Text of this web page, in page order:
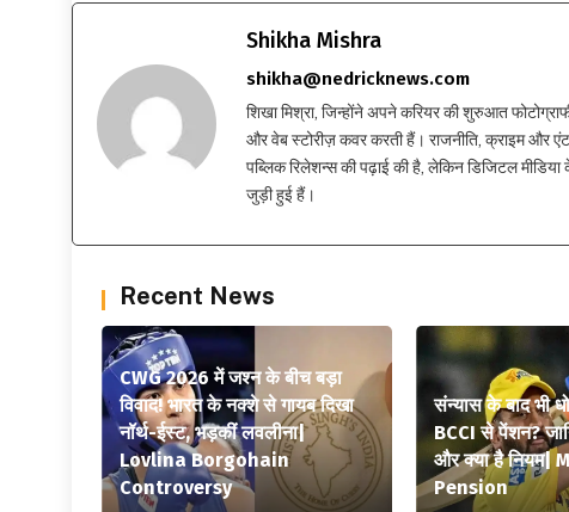
Shikha Mishra
shikha@nedricknews.com
शिखा मिश्रा, जिन्होंने अपने करियर की शुरुआत
और वेब स्टोरीज़ कवर करती हैं। राजनीति, क्राइम और
पब्लिक रिलेशन्स की पढ़ाई की है, लेकिन डिजिटल
जुड़ी हुई हैं।
Recent News
CWG 2026 में जश्न के बीच बड़ा
विवाद! भारत के नक्शे से गायब दिखा
नॉर्थ-ईस्ट, भड़कीं लवलीना|
Lovlina Borgohain
Controversy
संन्यास के बाद भी
BCCI से पेंशन?
और क्या है नियम|
Pension